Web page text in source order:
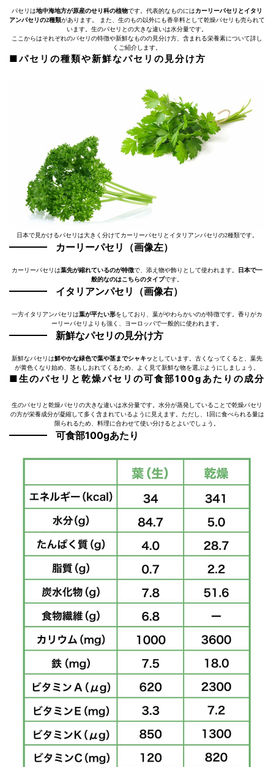
パセリは地中海地方が原産のせり科の植物です。代表的なものにはカーリーパセリとイタリ
アンパセリの2種類があります。 また、生のもの以外にも香辛料として乾燥パセリも売られて
います。生のパセリとの大きな違いは水分量です。
ここからはそれぞれのパセリの特徴や新鮮なものの見分け方、含まれる栄養素について詳し
くご紹介します。
■パセリの種類や新鮮なパセリの見分け方
日本で見かけるパセリは大きく分けてカーリーパセリとイタリアンパセリの2種類です。
カーリーパセリ（画像左）
カーリーパセリは葉先が縮れているのが特徴で、添え物や飾りとして使われます。
日本で一
般的なのはこちらのタイプです。
イタリアンパセリ（画像右）
一方イタリアンパセリは葉が平たい形をしており、葉がやわらかいのが特徴です。香りがカ
ーリーパセリよりも強く、ヨーロッパで一般的に使われます。
新鮮なパセリの見分け方
新鮮なパセリは鮮やかな緑色で葉や茎までシャキッ としています。古くなってくると、葉先
が黄色くなり始め、茎もしおれてくるため、よく見て新鮮な物を選ぶようにしましょう。
■生のパセリと乾燥パセリの可食部100gあたりの成分
生のパセリと乾燥パセリの大きな違いは水分量です。水分が蒸発していることで乾燥パセリ
の方が栄養成分が凝縮して多く含まれているように見えます。ただし、1回に食べられる量は
限られるため、料理に合わせて使い分けるとよいでしょう。
可食部100gあたり